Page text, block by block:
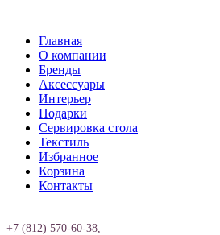
Главная
О компании
Бренды
Аксессуары
Интерьер
Подарки
Сервировка стола
Текстиль
Избранное
Корзина
Контакты
+7 (812) 570-60-38,